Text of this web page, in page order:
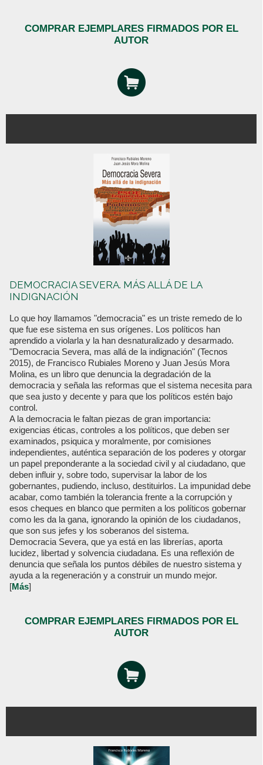
COMPRAR EJEMPLARES FIRMADOS POR EL
AUTOR
DEMOCRACIA SEVERA. MÁS ALLÁ DE LA
INDIGNACIÓN
Lo que hoy llamamos "democracia" es un triste remedo de lo
que fue ese sistema en sus orígenes. Los políticos han
aprendido a violarla y la han desnaturalizado y desarmado.
"Democracia Severa, mas allá de la indignación" (Tecnos
2015), de Francisco Rubiales Moreno y Juan Jesús Mora
Molina, es un libro que denuncia la degradación de la
democracia y señala las reformas que el sistema necesita para
que sea justo y decente y para que los políticos estén bajo
control.
A la democracia le faltan piezas de gran importancia:
exigencias éticas, controles a los políticos, que deben ser
examinados, psiquica y moralmente, por comisiones
independientes, auténtica separación de los poderes y otorgar
un papel preponderante a la sociedad civil y al ciudadano, que
deben influir y, sobre todo, supervisar la labor de los
gobernantes, pudiendo, incluso, destituirlos. La impunidad debe
acabar, como también la tolerancia frente a la corrupción y
esos cheques en blanco que permiten a los políticos gobernar
como les da la gana, ignorando la opinión de los ciudadanos,
que son sus jefes y los soberanos del sistema.
Democracia Severa, que ya está en las librerías, aporta
lucidez, libertad y solvencia ciudadana. Es una reflexión de
denuncia que señala los puntos débiles de nuestro sistema y
ayuda a la regeneración y a construir un mundo mejor.
[Más]
COMPRAR EJEMPLARES FIRMADOS POR EL
AUTOR